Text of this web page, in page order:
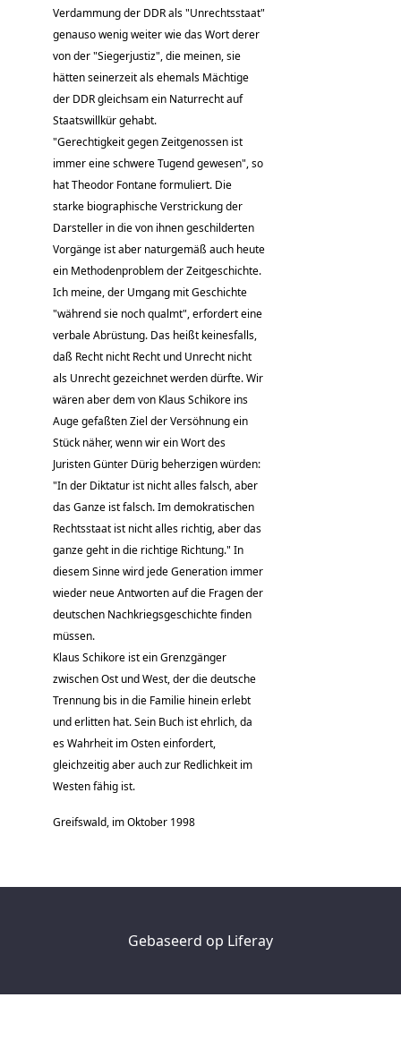
Verdammung der DDR als "Unrechtsstaat"
genauso wenig weiter wie das Wort derer
von der "Siegerjustiz", die meinen, sie
hätten seinerzeit als ehemals Mächtige
der DDR gleichsam ein Naturrecht auf
Staatswillkür gehabt.
"Gerechtigkeit gegen Zeitgenossen ist
immer eine schwere Tugend gewesen", so
hat Theodor Fontane formuliert. Die
starke biographische Verstrickung der
Darsteller in die von ihnen geschilderten
Vorgänge ist aber naturgemäß auch heute
ein Methodenproblem der Zeitgeschichte.
Ich meine, der Umgang mit Geschichte
"während sie noch qualmt", erfordert eine
verbale Abrüstung. Das heißt keinesfalls,
daß Recht nicht Recht und Unrecht nicht
als Unrecht gezeichnet werden dürfte. Wir
wären aber dem von Klaus Schikore ins
Auge gefaßten Ziel der Versöhnung ein
Stück näher, wenn wir ein Wort des
Juristen Günter Dürig beherzigen würden:
"In der Diktatur ist nicht alles falsch, aber
das Ganze ist falsch. Im demokratischen
Rechtsstaat ist nicht alles richtig, aber das
ganze geht in die richtige Richtung." In
diesem Sinne wird jede Generation immer
wieder neue Antworten auf die Fragen der
deutschen Nachkriegsgeschichte finden
müssen.
Klaus Schikore ist ein Grenzgänger
zwischen Ost und West, der die deutsche
Trennung bis in die Familie hinein erlebt
und erlitten hat. Sein Buch ist ehrlich, da
es Wahrheit im Osten einfordert,
gleichzeitig aber auch zur Redlichkeit im
Westen fähig ist.
Greifswald, im Oktober 1998
Gebaseerd op Liferay